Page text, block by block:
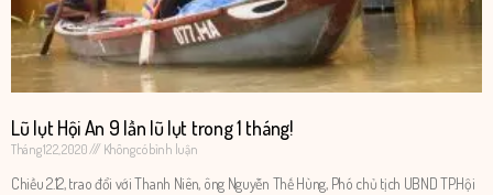
Lũ lụt Hội An 9 lần lũ lụt trong 1 tháng!
Tháng 12 2, 2020 Không có bình luận
Chiều 2.12, trao đổi với Thanh Niên, ông Nguyễn Thế Hùng, Phó chủ tịch UBND TP.Hội